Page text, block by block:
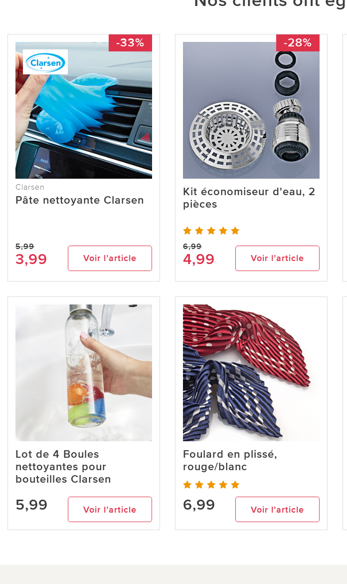
-33%
Clarsen
Pâte nettoyante Clarsen
5,99
3,99 Voir l’article
-28%
Kit économiseur d'eau, 2
pièces
6,99
4,99 Voir l’article
Lot de 4 Boules
nettoyantes pour
bouteilles Clarsen
5,99 Voir l’article
Foulard en plissé,
rouge/blanc
6,99 Voir l’article